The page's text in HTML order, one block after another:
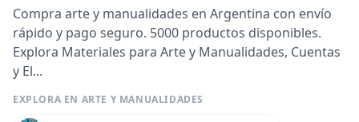
Compra arte y manualidades en Argentina con envío
rápido y pago seguro. 5000 productos disponibles.
Explora Materiales para Arte y Manualidades, Cuentas
y El...
EXPLORA EN ARTE Y MANUALIDADES